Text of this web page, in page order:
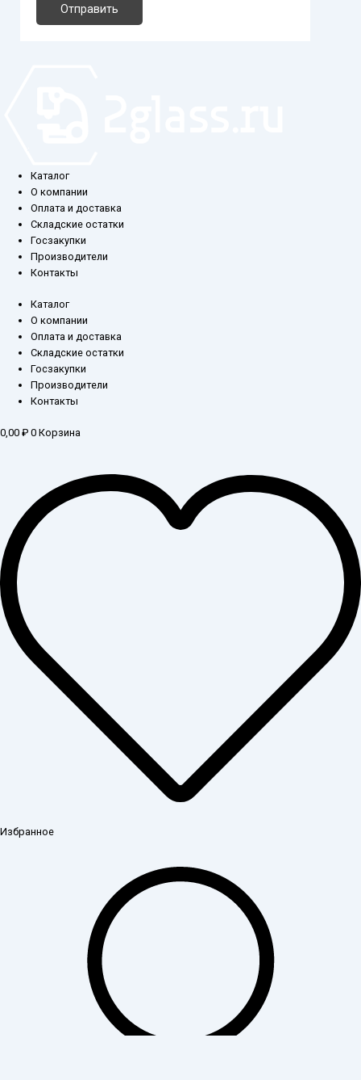
Отправить
Каталог
О компании
Оплата и доставка
Складские остатки
Госзакупки
Производители
Контакты
Каталог
О компании
Оплата и доставка
Складские остатки
Госзакупки
Производители
Контакты
0,00 ₽ 0 Корзина
Избранное